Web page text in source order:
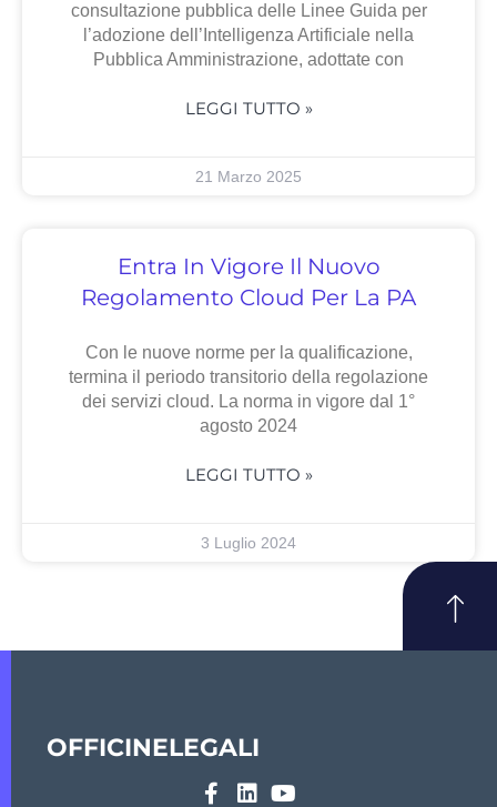
consultazione pubblica delle Linee Guida per
l’adozione dell’Intelligenza Artificiale nella
Pubblica Amministrazione, adottate con
LEGGI TUTTO »
21 Marzo 2025
Entra In Vigore Il Nuovo
Regolamento Cloud Per La PA
Con le nuove norme per la qualificazione,
termina il periodo transitorio della regolazione
dei servizi cloud. La norma in vigore dal 1°
agosto 2024
LEGGI TUTTO »
3 Luglio 2024
OFFICINELEGALI